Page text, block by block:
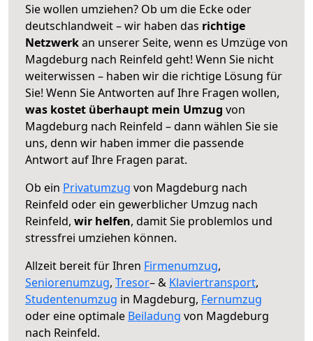
Sie wollen umziehen? Ob um die Ecke oder
deutschlandweit – wir haben das richtige
Netzwerkan unserer Seite, wenn es Umzüge von
Magdeburg nach Reinfeld geht! Wenn Sie nicht
weiterwissen – haben wir die richtige Lösung für
Sie! Wenn Sie Antworten auf Ihre Fragen wollen,
was kostet überhaupt mein Umzug von
Magdeburg nach Reinfeld – dann wählen Sie sie
uns, denn wir haben immer die passende
Antwort auf Ihre Fragen parat.
Ob ein Privatumzug von Magdeburg nach
Reinfeld oder ein gewerblicher Umzug nach
Reinfeld, wir helfen, damit Sie problemlos und
stressfrei umziehen können.
Allzeit bereit für Ihren Firmenumzug,
Seniorenumzug, Tresor– & Klaviertransport,
Studentenumzug in Magdeburg, Fernumzug
oder eine optimale Beiladung von Magdeburg
nach Reinfeld.